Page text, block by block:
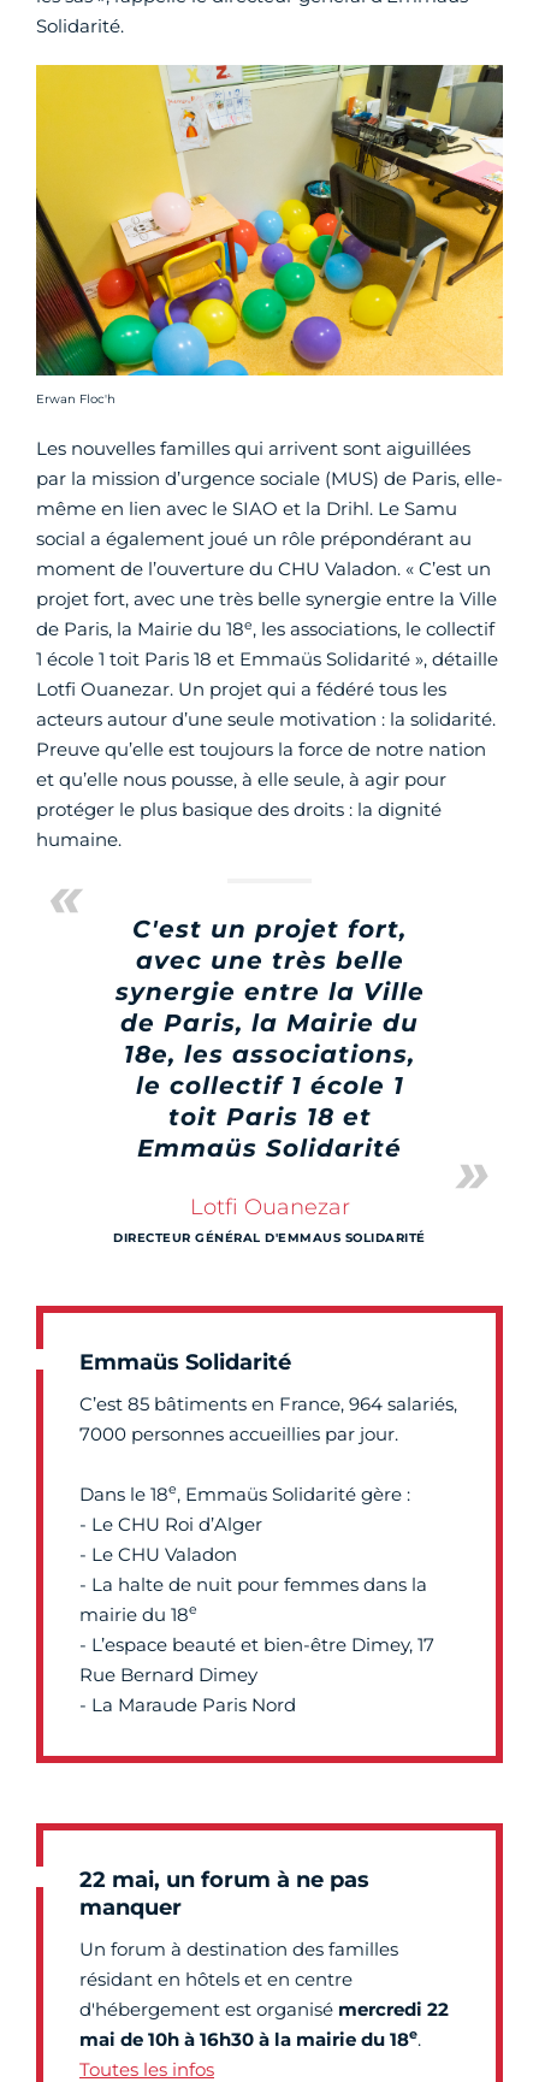
Solidarité.
Crédit photo :
Erwan Floc'h
Les nouvelles familles qui arrivent sont aiguillées
par la mission d’urgence sociale (MUS) de Paris, elle-
même en lien avec le SIAO et la Drihl. Le Samu
social a également joué un rôle prépondérant au
moment de l’ouverture du CHU Valadon. « C’est un
projet fort, avec une très belle synergie entre la Ville
de Paris, la Mairie du 18e, les associations, le collectif
1 école 1 toit Paris 18 et Emmaüs Solidarité », détaille
Lotfi Ouanezar. Un projet qui a fédéré tous les
acteurs autour d’une seule motivation : la solidarité.
Preuve qu’elle est toujours la force de notre nation
et qu’elle nous pousse, à elle seule, à agir pour
protéger le plus basique des droits : la dignité
humaine.
C'est un projet fort,
avec une très belle
synergie entre la Ville
de Paris, la Mairie du
18e, les associations,
le collectif 1 école 1
toit Paris 18 et
Emmaüs Solidarité
Lotfi Ouanezar
DIRECTEUR GÉNÉRAL D'EMMAUS SOLIDARITÉ
Emmaüs Solidarité
C’est 85 bâtiments en France, 964 salariés,
7000 personnes accueillies par jour.
Dans le 18e, Emmaüs Solidarité gère :
- Le CHU Roi d’Alger
- Le CHU Valadon
- La halte de nuit pour femmes dans la
mairie du 18e
- L’espace beauté et bien-être Dimey, 17
Rue Bernard Dimey
- La Maraude Paris Nord
22 mai, un forum à ne pas
manquer
Un forum à destination des familles
résidant en hôtels et en centre
d'hébergement est organisé mercredi 22
mai de 10h à 16h30 à la mairie du 18e.
Toutes les infos